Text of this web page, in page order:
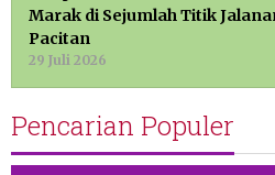
Marak di Sejumlah Titik
Pacitan
29 Juli 2026
Pencarian Populer